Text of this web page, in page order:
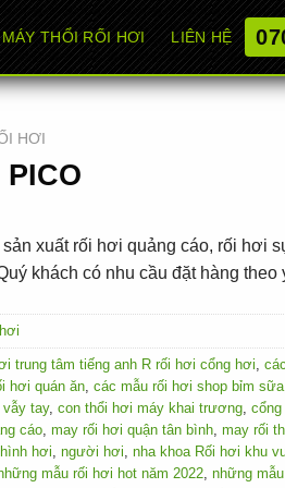
MÁY THỔI RỐI HƠI LIÊN HỆ
HƠI
xuất rối hơi quảng cáo, rối hơi
khách có nhu cầu đặt hàng
trung tâm tiếng anh R rối hơi cổng hơi
hơi quán ăn các mẫu rối hơi shop bỉm sữa
vẫy tay, con thổi hơi máy khai trương
cáo may rối hơi quận tân bình may rối
hơi người hơi nha khoa Rối hơi khu
mẫu rối hơi hot năm 2022 những